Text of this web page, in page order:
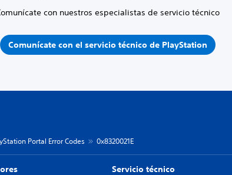
con nuestros especialistas de servicio técnico
Comunícate con el servicio técnico de PlayStation
Portal Error Codes 0x8320021E
Servicio técnico